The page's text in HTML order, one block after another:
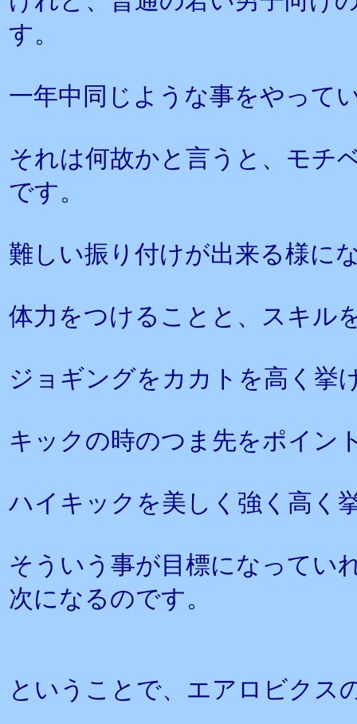
す。
一年中同じような事をやって
それは何故かと言うと、モチ
です。
難しい振り付けが出来る様に
体力をつけることと、スキル
ジョギングをカカトを高く挙
キックの時のつま先をポイン
ハイキックを美しく強く高く
そういう事が目標になってい
次になるのです。
ということで、エアロビクス